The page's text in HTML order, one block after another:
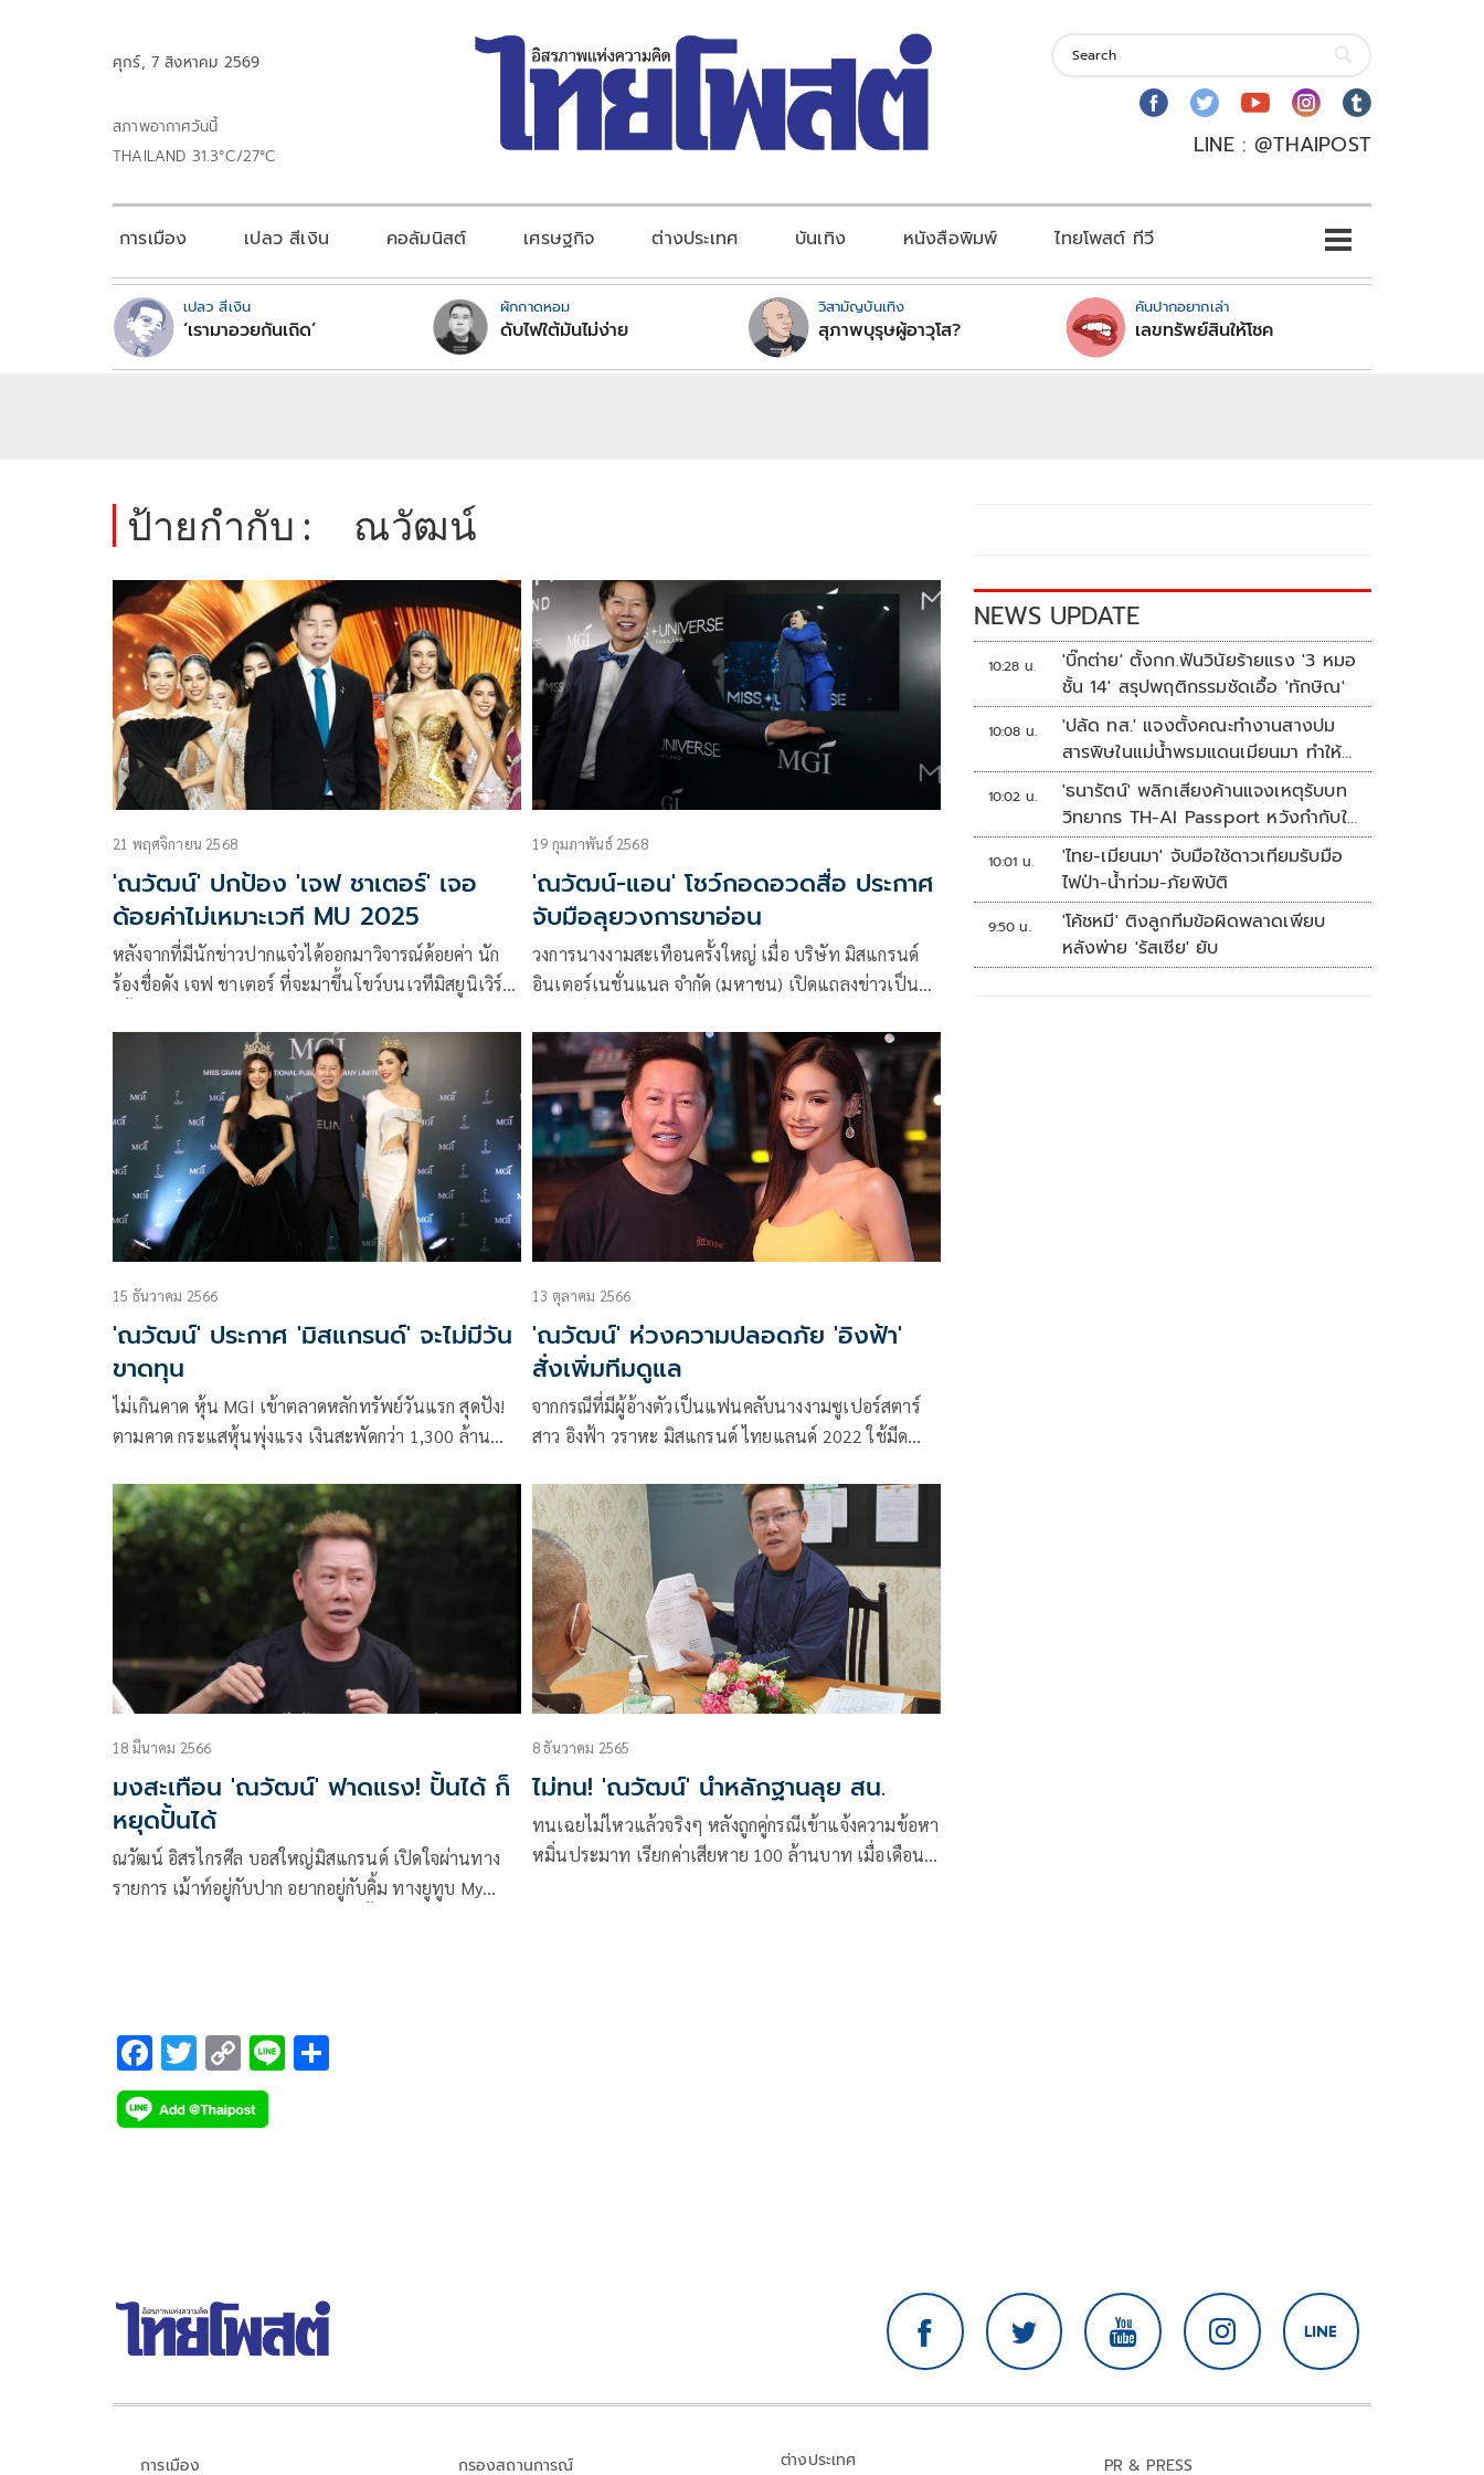
ศุกร์, 7 สิงหาคม 2569
สภาพอากาศวันนี้
THAILAND 31.3°C/27°C
LINE : @THAIPOST
การเมือง เปลว สีเงิน คอลัมนิสต์ เศรษฐกิจ ต่างประเทศ บันเทิง หนังสือพิมพ์ ไทยโพสต์ ทีวี
เปลว สีเงิน
‘เรามาอวยกันเถิด’
ผักกาดหอม
ดับไฟใต้มันไม่ง่าย
วิสามัญบันเทิง
สุภาพบุรุษผู้อาวุโส?
คันปากอยากเล่า
เลขทรัพย์สินให้โชค
ป้ายกำกับ : ณวัฒน์
21 พฤศจิกายน 2568
'ณวัฒน์' ปกป้อง 'เจฟ ชาเตอร์' เจอ
ด้อยค่าไม่เหมาะเวที MU 2025
หลังจากที่มีนักข่าวปากแจ๋วได้ออกมาวิจารณ์ด้อยค่า นัก
ร้องชื่อดัง เจฟ ชาเตอร์ ที่จะมาขึ้นโขว์บนเวทีมิสยูนิเวิร์ส
ทำนองว่าไม่รู้จัก เป็นแค่ศิลปินพื้นบ้าน รู้เลยว่าเวทีไม่มี
เงินจ้างศิลปินระดับโลก ด้าน ณวัฒน์ อิสรไกรศรี ประธาน
คณะเจ้าภาพจัดการประกวดมิสยูนิเวิร์ส ครั้งที่ 74 ก็ได้ออก
มาปกป้องหนุ่มเจฟ
19 กุมภาพันธ์ 2568
'ณวัฒน์-แอน' โชว์กอดอวดสื่อ ประกาศ
จับมือลุยวงการขาอ่อน
วงการนางงามสะเทือนครั้งใหญ่ เมื่อ บริษัท มิสแกรนด์
อินเตอร์เนชั่นแนล จำกัด (มหาชน) เปิดแถลงข่าวเป็นผู้
THAILANDอย่างเป็นทางการ กินรวบตลอด 5 ปี (ปี 2568
– 2572) ด้วยวงเงิน 180 ล้านบาท โดย ณวัฒน์ อิสรไกร
ศีล ประธานเจ้าหน้าที่บริหาร บริษัท มิสแกรนด์ อินเตอร์
เนชั่นแนล จำกัด (มหาชน) ประธานกองประกวดมิส
ยูนิเวิร์สไทยแลนด์ พร้อมด้วย แอน-จักรพงษ์ จักราจุฑาธิ
บดิ์ CEO of Miss Universe Organization (MUO) ร่วม
แถลงข่าว
15 ธันวาคม 2566
'ณวัฒน์' ประกาศ 'มิสแกรนด์' จะไม่มีวัน
ขาดทุน
ไม่เกินคาด หุ้น MGI เข้าตลาดหลักทรัพย์วันแรก สุดปัง!
ตามคาด กระแสหุ้นพุ่งแรง เงินสะพัดกว่า 1,300 ล้าน
อินเตอร์เนชั่นแนล จำกัด (มหาชน) หรือ MGI ด้วยวิสัย
ทัศน์พูดจริง ทำจริง และเป็นคนจริงของ บอสณวัฒน์ อิสร
ไกรศีล ประธานเจ้าหน้าที่บริหารฯ ถือเป็นหุ้นส่งท้ายปี
2566 ที่ประสบความสำเร็จอย่างงดงามจริงๆ
13 ตุลาคม 2566
'ณวัฒน์' ห่วงความปลอดภัย 'อิงฟ้า'
สั่งเพิ่มทีมดูแล
จากกรณีที่มีผู้อ้างตัวเป็นแฟนคลับนางงามซูเปอร์สตาร์
สาว อิงฟ้า วราหะ มิสแกรนด์ ไทยแลนด์ 2022 ใช้มีด
หน้าที่ตำรวจและเจ้าหน้าที่กู้ภัยได้เข้าระงับเหตุการณ์ได้
ทันเวลา จึงไม่เกิดเหตุสูญเสีย โดยเหตุการณ์ดังกล่าวนี้
ทำให้ ณวัฒน์ อิสรไกรศีล ประธานเจ้าหน้าที่บริหาร
บริษัท มิสแกรนด์ อินเตอร์เนชั่นแนล จำกัด (มหาชน)
ต้นสังกัด เกิดความเป็นห่วงความปลอดภัยของ อิงฟ้า และ
แฟนคลับคนอื่นๆ ฝากเตือนก่อนจะรักใคร ขอให้รักตัวเอง
ให้มากเสียก่อน พร้อมเพิ่มมาตรการดูแลความปลอดภัย
ให้กับ อิงฟ้า เผยไม่มีใครทราบเหตุการณ์ล่วงหน้า
18 มีนาคม 2566
มงสะเทือน 'ณวัฒน์' ฟาดแรง! ปั้นได้ ก็
หยุดปั้นได้
ณวัฒน์ อิสรไกรศีล บอสใหญ่มิสแกรนด์ เปิดใจผ่านทาง
รายการ เม้าท์อยู่กับปาก อยากอยู่กับคิ้ม ทางยูทูบ My
8 ธันวาคม 2565
ไม่ทน! 'ณวัฒน์' นำหลักฐานลุย สน.
ทนเฉยไม่ไหวแล้วจริงๆ หลังถูกคู่กรณีเข้าแจ้งความข้อหา
หมิ่นประมาท เรียกค่าเสียหาย 100 ล้านบาท เมื่อเดือน
F
ac
e
T
wi
tt
C
o
p
Li
NEWS UPDATE
10:28 น.
'บิ๊กต่าย' ตั้งกก.ฟันวินัยร้ายแรง '3 หมอ
ชั้น 14' สรุปพฤติกรรมชัดเอื้อ 'ทักษิณ'
10:08 น.
'ปลัด ทส.' แจงตั้งคณะทำงานสางปม
สารพิษในแม่น้ำพรมแดนเมียนมา ทำให้
แก้ปัญหารวดเร็ว
10:02 น.
'ธนารัตน์' พลิกเสียงค้านแจงเหตุรับบท
วิทยากร TH-AI Passport หวังกำกับใช้
งบเหมาะสม ชูจุดเด่นคนไทยได้ใช้ AI
ระดับโปร ลดเหลื่อมล้ำทางเทคโนโลยี
เซฟงบไปกว่า900ล้าน เชื่อหากใช้เต็มที่
เอกชนขาดทุนย่อยยับ
10:01 น.
'ไทย-เมียนมา' จับมือใช้ดาวเทียมรับมือ
ไฟป่า-น้ำท่วม-ภัยพิบัติ
9:50 น.
'โค้ชหมี' ติงลูกทีมข้อผิดพลาดเพียบ
หลังพ่าย 'รัสเซีย' ยับ
การเมือง กรองสถานการณ์ ต่างประเทศ PR & PRESS